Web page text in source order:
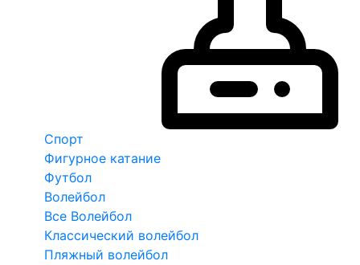
Спорт
Фигурное катание
Футбол
Волейбол
Все Волейбол
Классический волейбол
Пляжный волейбол